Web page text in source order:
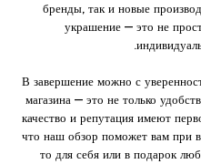
бренды, так и новые
украшение — это не
В завершение можно с
магазина — это не только
качество и репутация имеют
что наш обзор поможет вам при
то для себя или в подарок